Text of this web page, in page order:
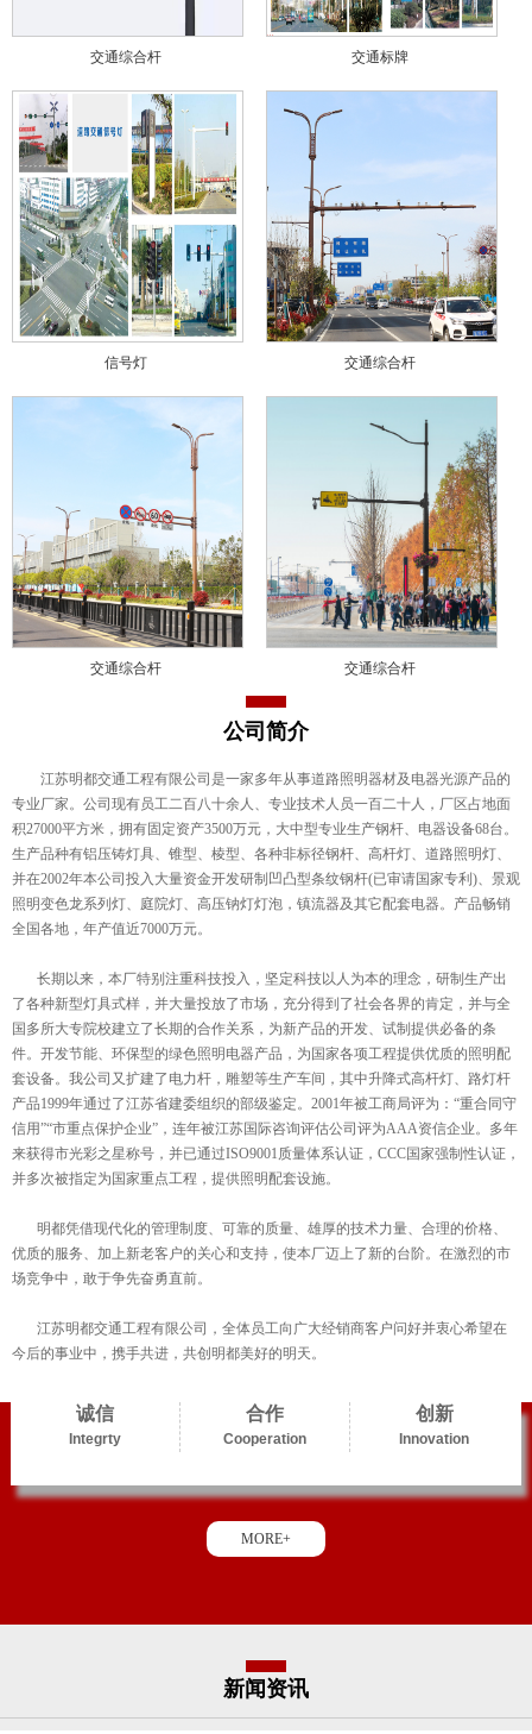
交通综合杆 交通标牌
信号灯 交通综合杆
交通综合杆 交通综合杆
公司简介
江苏明都交通工程有限公司是一家多年从事道路照明器材及电器光源产品的
专业厂家。公司现有员工二百八十余人、专业技术人员一百二十人，厂区占地面
积27000平方米，拥有固定资产3500万元，大中型专业生产钢杆、电器设备68台。
生产品种有铝压铸灯具、锥型、棱型、各种非标径钢杆、高杆灯、道路照明灯、
并在2002年本公司投入大量资金开发研制凹凸型条纹钢杆(已审请国家专利)、景观
照明变色龙系列灯、庭院灯、高压钠灯灯泡，镇流器及其它配套电器。产品畅销
全国各地，年产值近7000万元。
长期以来，本厂特别注重科技投入，坚定科技以人为本的理念，研制生产出
了各种新型灯具式样，并大量投放了市场，充分得到了社会各界的肯定，并与全
国多所大专院校建立了长期的合作关系，为新产品的开发、试制提供必备的条
件。开发节能、环保型的绿色照明电器产品，为国家各项工程提供优质的照明配
套设备。我公司又扩建了电力杆，雕塑等生产车间，其中升降式高杆灯、路灯杆
产品1999年通过了江苏省建委组织的部级鉴定。2001年被工商局评为：“重合同守
信用”“市重点保护企业”，连年被江苏国际咨询评估公司评为AAA资信企业。多年
来获得市光彩之星称号，并已通过ISO9001质量体系认证，CCC国家强制性认证，
并多次被指定为国家重点工程，提供照明配套设施。
明都凭借现代化的管理制度、可靠的质量、雄厚的技术力量、合理的价格、
优质的服务、加上新老客户的关心和支持，使本厂迈上了新的台阶。在激烈的市
场竞争中，敢于争先奋勇直前。
江苏明都交通工程有限公司，全体员工向广大经销商客户问好并衷心希望在
今后的事业中，携手共进，共创明都美好的明天。
诚信
Integrty
合作
Cooperation
创新
Innovation
MORE+
新闻资讯